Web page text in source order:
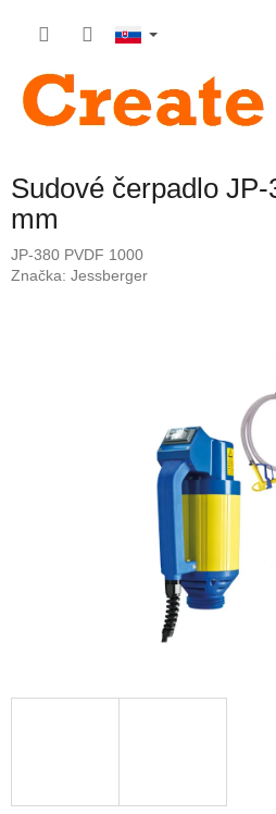
Sudové čerpadlo
mm
JP-380 PVDF 1000
Značka: Jessberger